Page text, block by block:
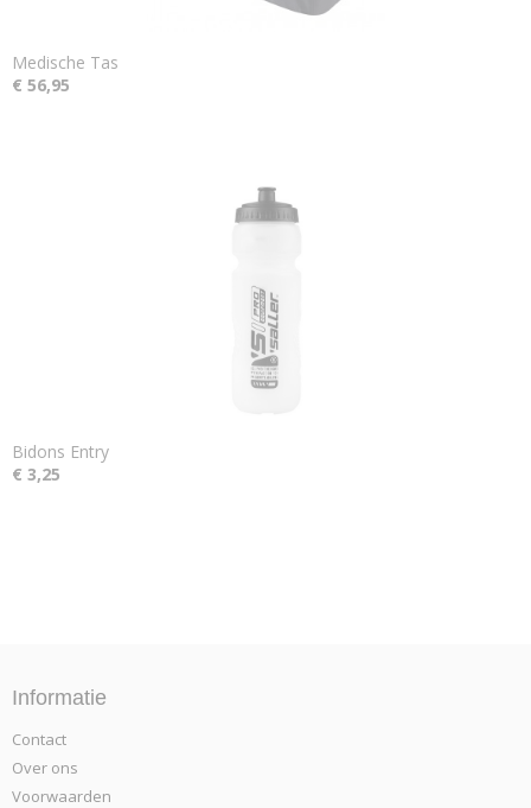
Medische Tas
€ 56,95
Bidons Entry
€ 3,25
Informatie
Contact
Over ons
Voorwaarden